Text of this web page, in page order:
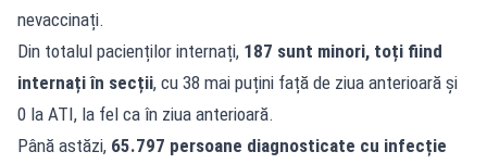
nevaccinați.
Din totalul pacienților internați, 187 sunt minori, toți fiind
internați în secții, cu 38 mai puțini față de ziua anterioară și
0 la ATI, la fel ca în ziua anterioară.
Până astăzi, 65.797 persoane diagnosticate cu infecție